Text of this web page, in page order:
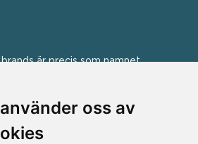
oss av
är precis som namnet
varumärken. Vi har idag en stor
varumärken med hög
kvalitet alltid varit ett av
styrt vår verksamhet.